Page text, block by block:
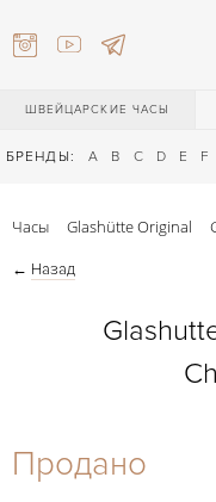
ШВЕЙЦАРСКИЕ ЧАСЫ
БРЕНДЫ: A B C D E F
27-44
Часы Glashütte Original
← Назад
Продано